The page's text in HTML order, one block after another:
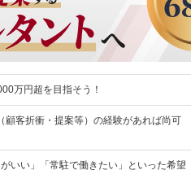
万円超を目指そう！
客折衝・提案等）の経験があれば尚可
いい」「常駐で働きたい」といった希望